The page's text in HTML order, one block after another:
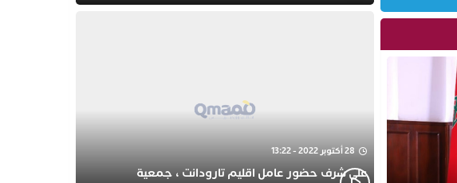
28 أكتوبر 2022 - 13:22
على شرف حضور عامل اقليم تارودانت ، جمعية